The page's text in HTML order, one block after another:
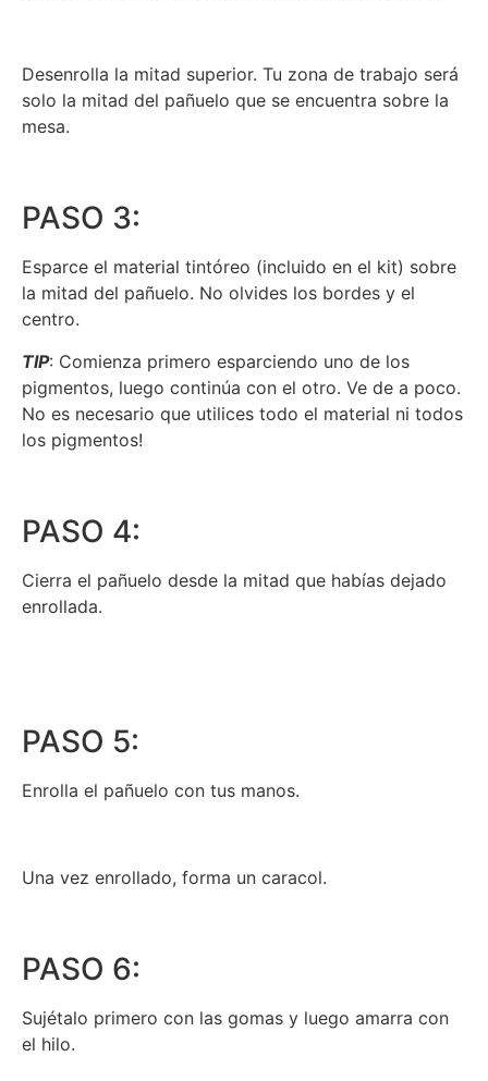
Desenrolla la mitad superior. Tu zona de trabajo será
solo la mitad del pañuelo que se encuentra sobre la
mesa.
PASO 3:
Esparce el material tintóreo (incluido en el kit) sobre
la mitad del pañuelo. No olvides los bordes y el
centro.
TIP: Comienza primero esparciendo uno de los
pigmentos, luego continúa con el otro. Ve de a poco.
No es necesario que utilices todo el material ni todos
los pigmentos!
PASO 4:
Cierra el pañuelo desde la mitad que habías dejado
enrollada.
PASO 5:
Enrolla el pañuelo con tus manos.
Una vez enrollado, forma un caracol.
PASO 6:
Sujétalo primero con las gomas y luego amarra con
el hilo.